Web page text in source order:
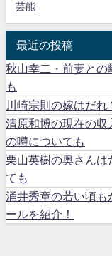
芸能
最近の投稿
秋山幸二・前妻との
も
川崎宗則の嫁はだ
清原和博の現在の収
の噂についても
栗山英樹の奥さんは
ても
涌井秀章の若い頃も
ールを紹介！